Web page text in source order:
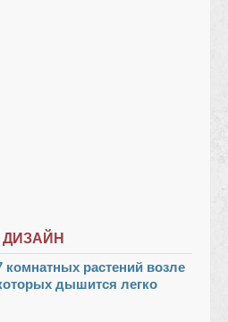
комнатных растений возле
дышится легко